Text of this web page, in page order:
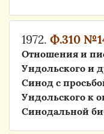
1972. Ф.310
Отношения и
Ундольского и
Синод с
Ундольского к
Синодальной